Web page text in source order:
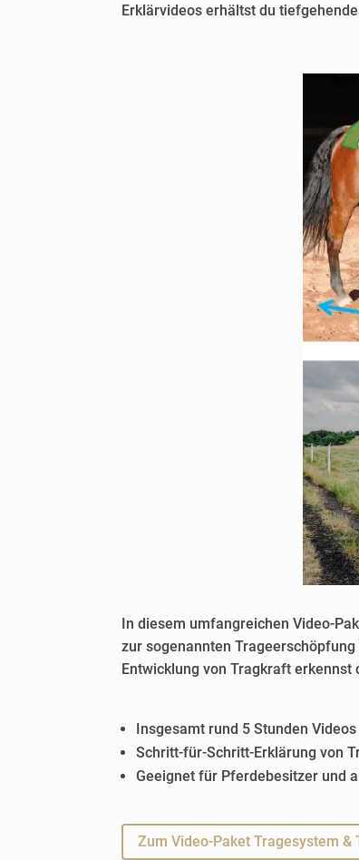
Erklärvideos erhältst du
In diesem umfangreichen Video-
zur sogenannten
Entwicklung von Tragkraft
Insgesamt rund 5 Stunden
Schritt-für-Schritt-Erklärung von
Geeignet für Pferdebesitzer und
Zum Video-Paket Tragesystem &